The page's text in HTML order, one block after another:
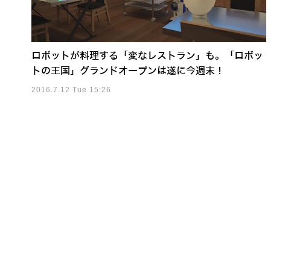
ロボットが料理する「変なレストラン」も。「ロボッ
トの王国」グランドオープンは遂に今週末！
2016.7.12 Tue 15:26